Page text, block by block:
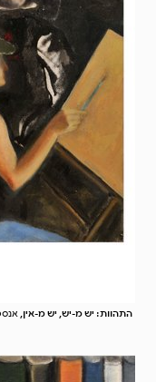
התהוות: יש מ-יש, יש מ-אין,